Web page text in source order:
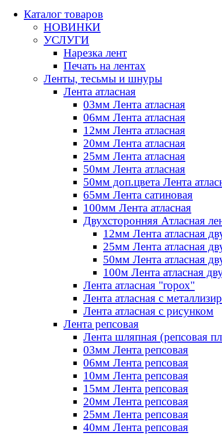
Каталог товаров
НОВИНКИ
УСЛУГИ
Нарезка лент
Печать на лентах
Ленты, тесьмы и шнуры
Лента атласная
03мм Лента атласная
06мм Лента атласная
12мм Лента атласная
20мм Лента атласная
25мм Лента атласная
50мм Лента атласная
50мм доп.цвета Лента
65мм Лента сатиновая
100мм Лента атласная
Двухсторонняя Атласная
12мм Лента атласная
25мм Лента атласная
50мм Лента атласная
100м Лента атласная
Лента атласная "горох"
Лента атласная с
Лента атласная с рисунком
Лента репсовая
Лента шляпная (репсовая
03мм Лента репсовая
06мм Лента репсовая
10мм Лента репсовая
15мм Лента репсовая
20мм Лента репсовая
25мм Лента репсовая
40мм Лента репсовая